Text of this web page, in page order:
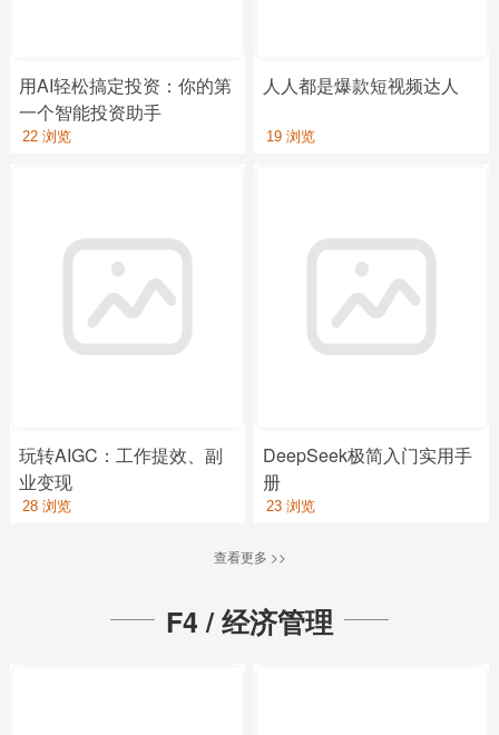
用AI轻松搞定投资：你的第
一个智能投资助手
22 浏览
人人都是爆款短视频达人
19 浏览
玩转AIGC：工作提效、副
业变现
28 浏览
DeepSeek极简入门实用手
册
23 浏览
查看更多 >>
F4 / 经济管理